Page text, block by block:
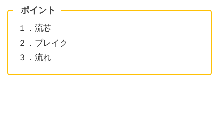
ポイント
１．流芯
２．ブレイク
３．流れ